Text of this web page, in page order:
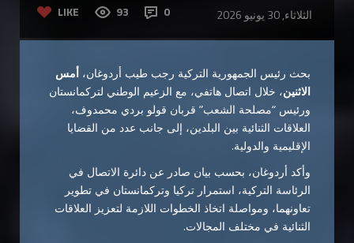
LIKE 93 0 الثلاثاء, 30 يونيو 2026
بحث رئيس الجمهورية التركية رجب طيب أردوغان، أمس
الاثنين، خلال اتصال هاتفي، مع الزعيم الوطني لتركمانستان
ورئيس “مصلحة الشعب” قربان قولو بردي محمدوف،
العلاقات الثنائية بين البلدين، إلى جانب عدد من القضايا
الإقليمية والدولية.
وأكد أردوغان، بحسب بيان صادر عن دائرة الاتصال في
الرئاسة التركية، استمرار تركيا وتركمانستان في تطوير
تعاونهما، ومواصلة اتخاذ الخطوات اللازمة لتعزيز العلاقات
الثنائية في مختلف المجالات.